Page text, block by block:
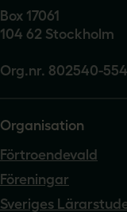
Box 17061
104 62 Stockholm
Org.nr. 802540-
Organisation
Förtroendevald
Föreningar
Sveriges